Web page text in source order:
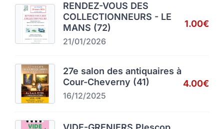
RENDEZ-VOUS DES
COLLECTIONNEURS - LE
MANS (72)
21/01/2026
1.00€
27e salon des antiquaires à
Cour-Cheverny (41)
16/12/2025
4.00€